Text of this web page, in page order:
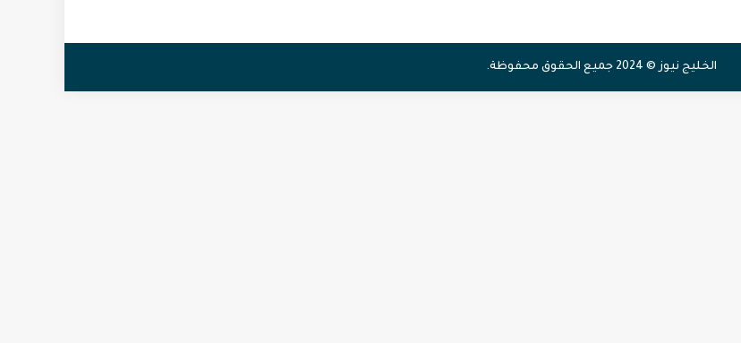
الخليج نيوز © 2024 جميع الحقوق محفوظة.